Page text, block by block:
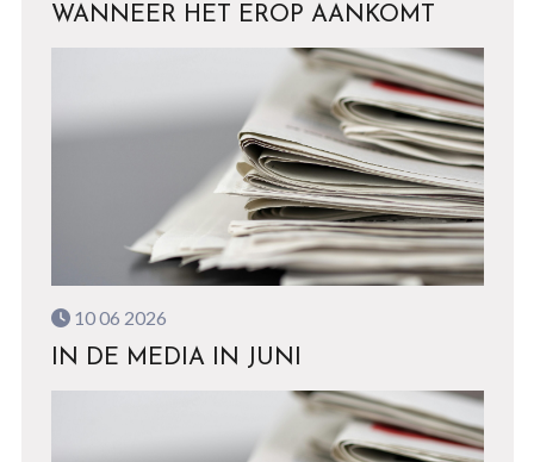
WANNEER HET EROP AANKOMT
10 06 2026
IN DE MEDIA IN JUNI